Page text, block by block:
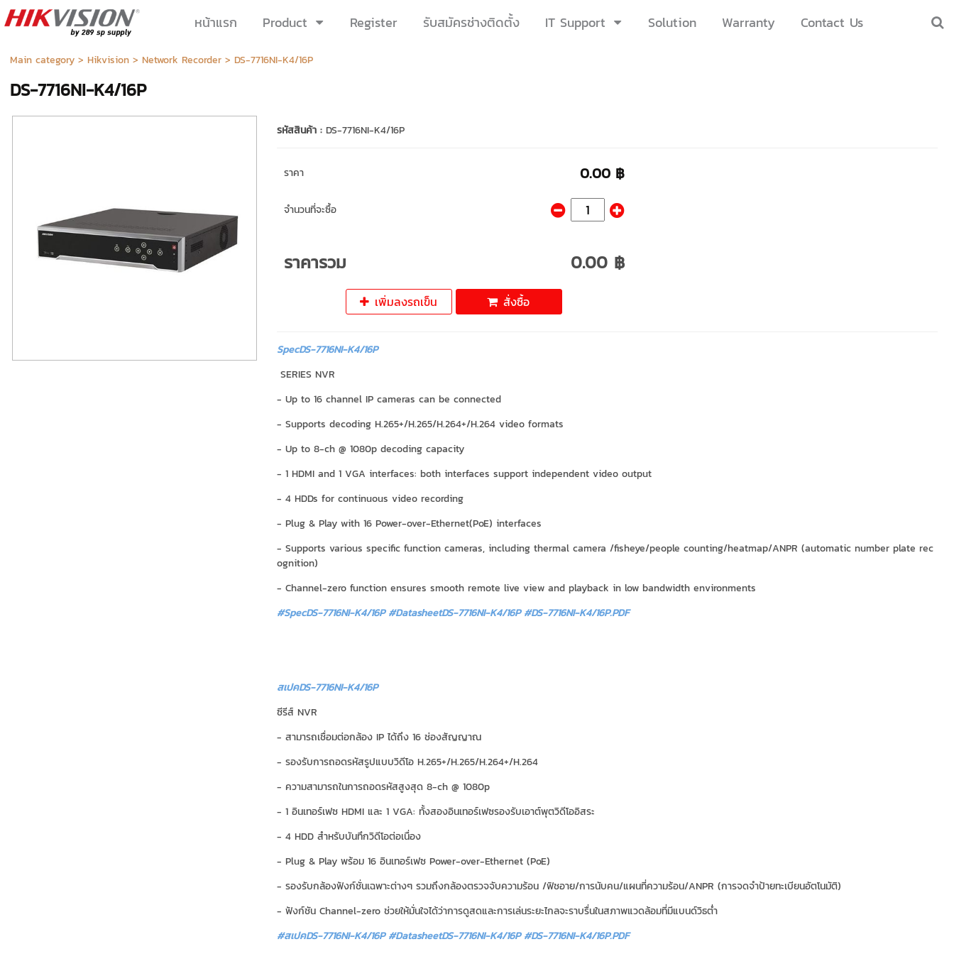
หน้าแรก Product Register รับสมัครช่างติดตั้ง IT Support Solution Warranty Contact Us
Main category> Hikvision> Network Recorder> DS-7716NI-K4/16P
DS-7716NI-K4/16P
รหัสสินค้า : DS-7716NI-K4/16P
ราคา 0.00 ฿
จำนวนที่จะซื้อ
ราคารวม 0.00 ฿
เพิ่มลงรถเข็น สั่งซื้อ
SpecDS-7716NI-K4/16P
SERIES NVR
- Up to 16 channel IP cameras can be connected
- Supports decoding H.265+/H.265/H.264+/H.264 video formats
- Up to 8-ch @ 1080p decoding capacity
- 1 HDMI and 1 VGA interfaces: both interfaces support independent video output
- 4 HDDs for continuous video recording
- Plug & Play with 16 Power-over-Ethernet(PoE) interfaces
- Supports various specific function cameras, including thermal camera /fisheye/people counting/heatmap/ANPR (automatic number plate rec
ognition)
- Channel-zero function ensures smooth remote live view and playback in low bandwidth environments
#SpecDS-7716NI-K4/16P #DatasheetDS-7716NI-K4/16P#DS-7716NI-K4/16P.PDF
สเปคDS-7716NI-K4/16P
ซีรีส์ NVR
- สามารถเชื่อมต่อกล้อง IP ได้ถึง 16 ช่องสัญญาณ
- รองรับการถอดรหัสรูปแบบวิดีโอ H.265+/H.265/H.264+/H.264
- ความสามารถในการถอดรหัสสูงสุด 8-ch @ 1080p
- 1 อินเทอร์เฟซ HDMI และ 1 VGA: ทั้งสองอินเทอร์เฟซรองรับเอาต์พุตวิดีโออิสระ
- 4 HDD สำหรับบันทึกวิดีโอต่อเนื่อง
- Plug & Play พร้อม 16 อินเทอร์เฟซ Power-over-Ethernet (PoE)
- รองรับกล้องฟังก์ชั่นเฉพาะต่างๆ รวมถึงกล้องตรวจจับความร้อน /ฟิชอาย/การนับคน/แผนที่ความร้อน/ANPR (การจดจำป้ายทะเบียนอัตโนมัติ)
- ฟังก์ชัน Channel-zero ช่วยให้มั่นใจได้ว่าการดูสดและการเล่นระยะไกลจะราบรื่นในสภาพแวดล้อมที่มีแบนด์วิธต่ำ
#สเปคDS-7716NI-K4/16P #DatasheetDS-7716NI-K4/16P#DS-7716NI-K4/16P.PDF